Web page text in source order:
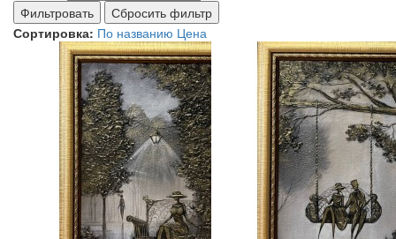
Фильтровать
Сбросить фильтр
Сортировка: По названию Цена